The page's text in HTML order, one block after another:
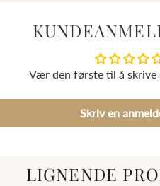
Vær den første til å skrive
Skriv en
LIGNENDE